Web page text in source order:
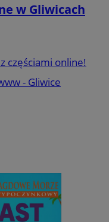
w Gliwicach
częściami online!
- Gliwice